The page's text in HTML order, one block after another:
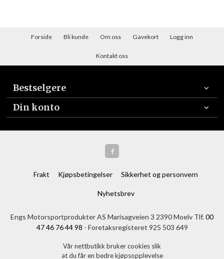
Forside Bli kunde Om oss Gavekort Logg inn
Kontakt oss
Bestselgere
Din konto
Frakt Kjøpsbetingelser Sikkerhet og personvern
Nyhetsbrev
Engs Motorsportprodukter AS Marisagveien 3 2390 Moelv Tlf.00
47 46 76 44 98 - Foretaksregisteret 925 503 649
Vår nettbutikk bruker cookies slik
at du får en bedre kjøpsopplevelse